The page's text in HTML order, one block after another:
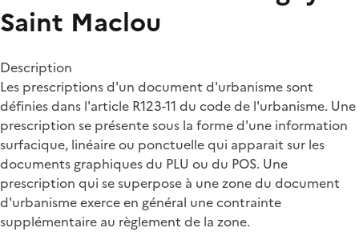
Saint Maclou
Description
Les prescriptions d'un document d'urbanisme sont
définies dans l'article R123-11 du code de l'urbanisme. Une
prescription se présente sous la forme d'une information
surfacique, linéaire ou ponctuelle qui apparait sur les
documents graphiques du PLU ou du POS. Une
prescription qui se superpose à une zone du document
d'urbanisme exerce en général une contrainte
supplémentaire au règlement de la zone.